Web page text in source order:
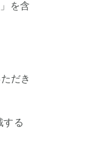
を含
だき
する